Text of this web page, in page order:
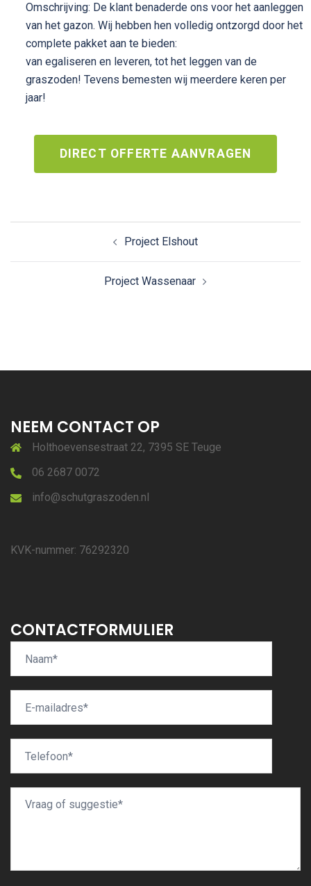
Omschrijving: De klant benaderde ons voor het aanleggen
van het gazon. Wij hebben hen volledig ontzorgd door het
complete pakket aan te bieden:
van egaliseren en leveren, tot het leggen van de
graszoden! Tevens bemesten wij meerdere keren per
jaar!
DIRECT OFFERTE AANVRAGEN
Project Elshout
Project Wassenaar
NEEM CONTACT OP
Holthoevensestraat 22, 7395 SE Teuge
06 2687 0072
info@schutgraszoden.nl
KVK-nummer: 76292320
CONTACTFORMULIER